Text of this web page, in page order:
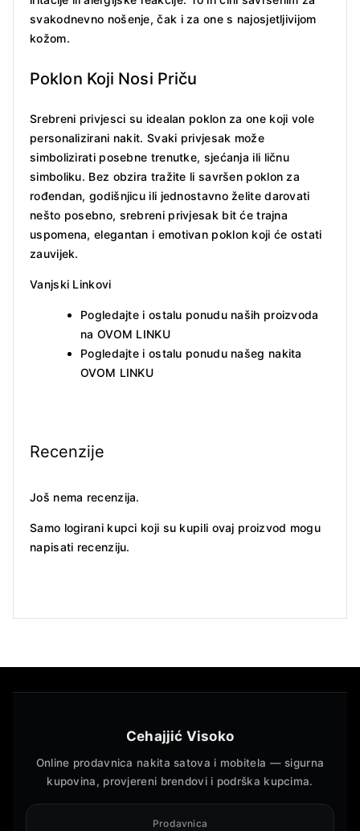
svakodnevno nošenje, čak i za one s najosjetljivijom
kožom.
Poklon Koji Nosi Priču
Srebreni privjesci su idealan poklon za one koji vole
personalizirani nakit. Svaki privjesak može
simbolizirati posebne trenutke, sjećanja ili ličnu
simboliku. Bez obzira tražite li savršen poklon za
rođendan, godišnjicu ili jednostavno želite darovati
nešto posebno, srebreni privjesak bit će trajna
uspomena, elegantan i emotivan poklon koji će ostati
zauvijek.
Vanjski Linkovi
Pogledajte i ostalu ponudu naših proizvoda
na OVOM LINKU
Pogledajte i ostalu ponudu našeg nakita
OVOM LINKU
Recenzije
Još nema recenzija.
Samo logirani kupci koji su kupili ovaj proizvod mogu
napisati recenziju.
Cehajjić Visoko
Online prodavnica nakita satova i mobitela — sigurna
kupovina, provjereni brendovi i podrška kupcima.
Prodavnica